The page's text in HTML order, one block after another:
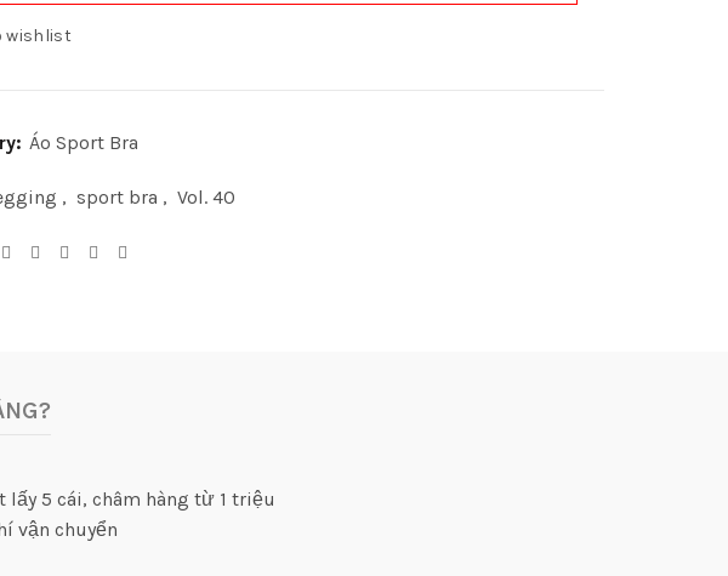
wishlist
Áo Sport Bra
, sport bra , Vol. 40
5 cái, châm hàng từ 1 triệu
vận chuyển